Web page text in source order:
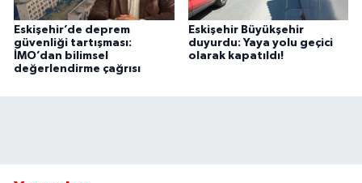
Eskişehir’de deprem
güvenliği tartışması:
İMO’dan bilimsel
değerlendirme çağrısı
Eskişehir Büyükşehir
duyurdu: Yaya yolu geçici
olarak kapatıldı!